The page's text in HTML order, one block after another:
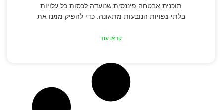
תוכנית אבטחה פיננסית שנועדה לכסות כל עלויות
בלתי צפויות הנובעות מתאונה. כדי להפיק ממנו את
קראו עוד